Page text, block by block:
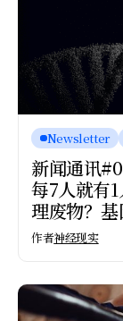
Newsletter
新闻通讯
每7人就有
理废物？基
作者神经现实